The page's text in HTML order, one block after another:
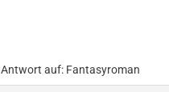
Antwort auf: Fantasyroman